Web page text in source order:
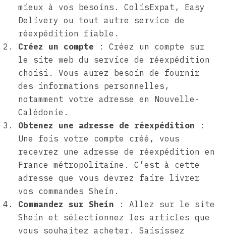
mieux à vos besoins. ColisExpat, Easy
Delivery ou tout autre service de
réexpédition fiable.
Créez un compte : Créez un compte sur
le site web du service de réexpédition
choisi. Vous aurez besoin de fournir
des informations personnelles,
notamment votre adresse en Nouvelle-
Calédonie.
Obtenez une adresse de réexpédition :
Une fois votre compte créé, vous
recevrez une adresse de réexpédition en
France métropolitaine. C’est à cette
adresse que vous devrez faire livrer
vos commandes Shein.
Commandez sur Shein : Allez sur le site
Shein et sélectionnez les articles que
vous souhaitez acheter. Saisissez